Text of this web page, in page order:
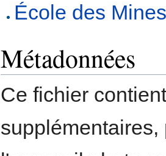
École des
Métadonnées
Ce fichier